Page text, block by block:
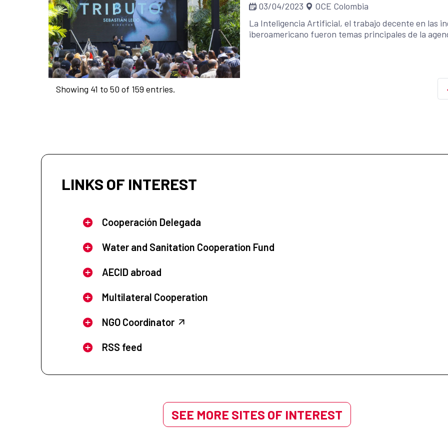
participaron en la primera edición del Curso de
noviembre de 2021. Los/as participantes
formulación de los proyectos en Barranquilla.
03/04/2023
OCE Colombia
La Inteligencia Artificial, el trabajo decente en las
iberoamericano fueron temas principales de la
Showing 41 to 50 of 159 entries.
LINKS OF INTEREST
Cooperación Delegada
Water and Sanitation Cooperation Fund
AECID abroad
Multilateral Cooperation
NGO Coordinator
RSS feed
SEE MORE SITES OF INTEREST